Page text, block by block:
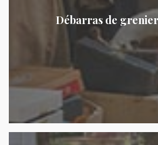
Débarras de grenier